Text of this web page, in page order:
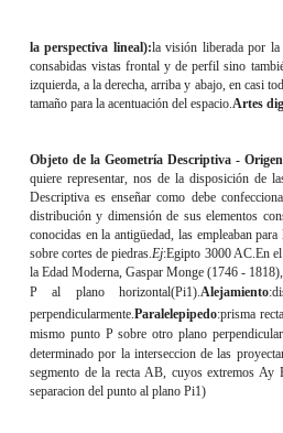
la perspectiva lineal):la visión liberada por la
consabidas vistas frontal y de perfil sino
izquierda, a la derecha, arriba y abajo, en casi
tamaño para la acentuación del espacio.Artes
Objeto de la Geometría Descriptiva -
quiere representar, nos de la disposición de
Descriptiva es enseñar como debe
distribución y dimensión de sus elementos
conocidas en la antigüedad, las empleaban
sobre cortes de piedras.Ej:Egipto 3000 AC.En
la Edad Moderna, Gaspar Monge (1746 -
P al plano horizontal(Pi1).Alejamiento
perpendicularmente. Paralelepipedo:prisma
mismo punto P sobre otro plano
determinado por la interseccion de las
segmento de la recta AB, cuyos extremos
separacion del punto al plano Pi1)